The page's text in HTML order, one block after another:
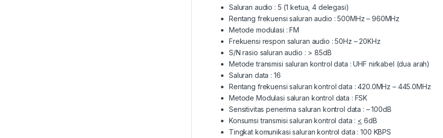
Saluran audio : 5 (1 ketua, 4 delegasi)
Rentang frekuensi saluran audio : 500MHz – 960MHz
Metode modulasi : FM
Frekuensi respon saluran audio : 50Hz – 20KHz
S/N rasio saluran audio : > 85dB
Metode transmisi saluran kontrol data : UHF nirkabel (dua arah)
Saluran data : 16
Rentang frekuensi saluran kontrol data : 420.0MHz – 445.0MHz
Metode Modulasi saluran kontrol data : FSK
Sensitivitas penerima saluran kontrol data : – 100dB
Konsumsi transmisi saluran kontrol data : < 6dB
Tingkat komunikasi saluran kontrol data : 100 KBPS